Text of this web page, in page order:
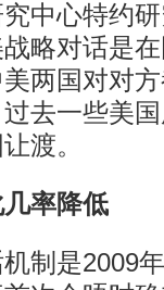
心特约研
略对话是
两国对对
去一些美
渡。
率降低
是2009年